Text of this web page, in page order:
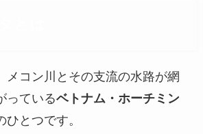
メコン川とその支流の水路が網
っているベトナム・ホーチミン
ひとつです。